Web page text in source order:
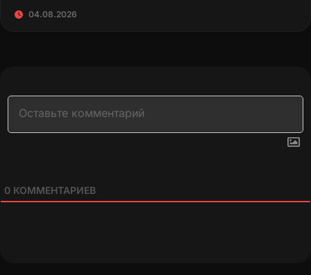
04.08.2026
0 КОММЕНТАРИЕВ